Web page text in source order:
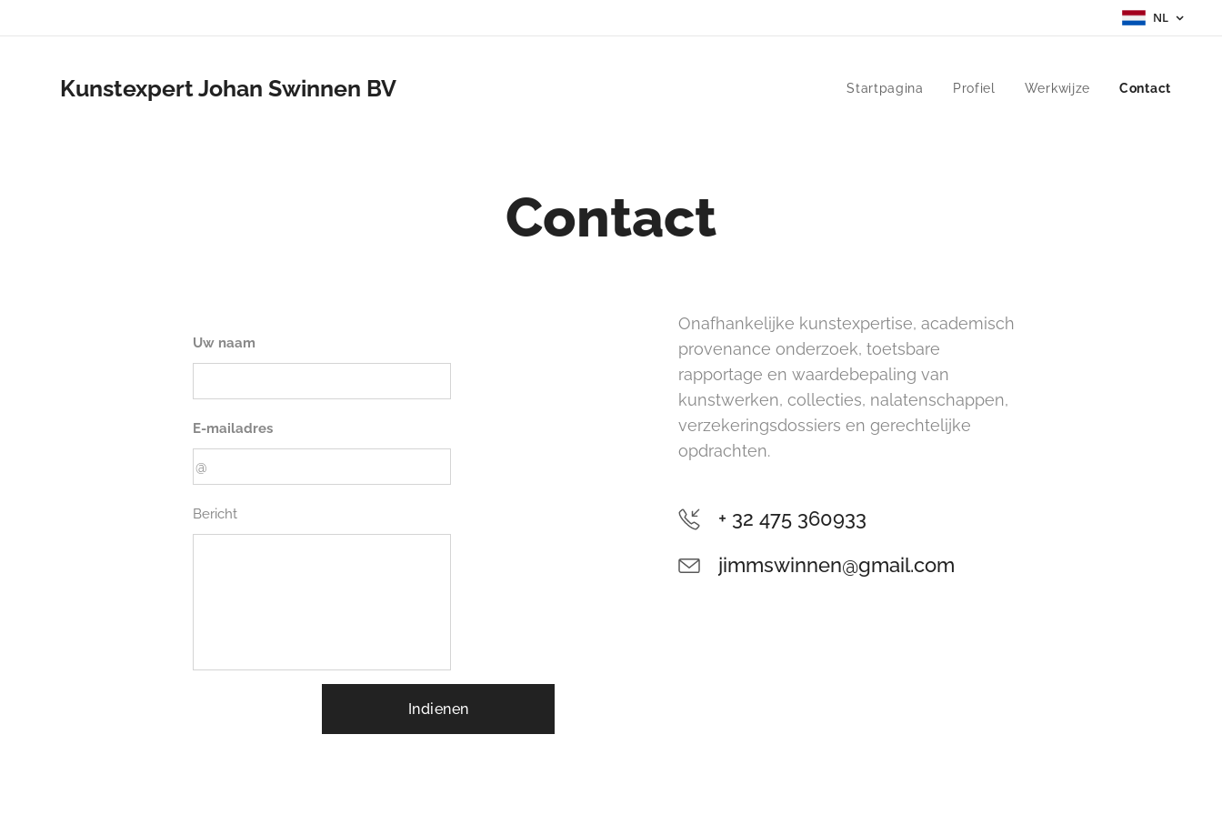
NL
Kunstexpert Johan Swinnen BV Startpagina Profiel Werkwijze Contact
Contact
Uw naam
E-mailadres
Bericht
Indienen
Onafhankelijke kunstexpertise, academisch
provenance onderzoek, toetsbare
rapportage en waardebepaling van
kunstwerken, collecties, nalatenschappen,
verzekeringsdossiers en gerechtelijke
opdrachten.
+ 32 475 360933
jimmswinnen@gmail.com